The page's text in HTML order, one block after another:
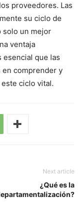
proveedores. Las
su ciclo de
solo un mejor
ventaja
esencial que las
comprender y
ciclo vital.
Next article
¿Qué es la